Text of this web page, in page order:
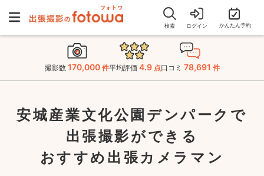
検索 ログイン かんたん予約
撮影数 170,000 件平均評価 4.9 点口コミ 78,691 件
安城産業文化公園デンパークで
出張撮影ができる
おすすめ出張カメラマン